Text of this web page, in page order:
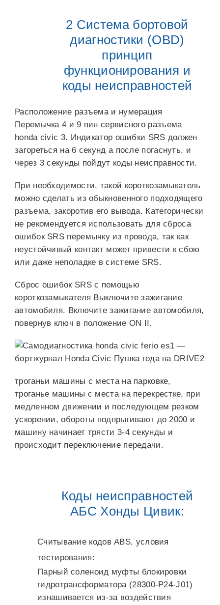
2 Система бортовой
диагностики (OBD)
принцип
функционирования и
коды неисправностей
Расположение разъема и нумерация
Перемычка 4 и 9 пин сервисного разъема
honda civic 3. Индикатор ошибки SRS должен
загореться на 6 секунд а после погаснуть, и
через 3 секунды пойдут коды неисправности.
При необходимости, такой короткозамыкатель
можно сделать из обыкновенного подходящего
разъема, закоротив его вывода. Категорически
не рекомендуется использовать для сброса
ошибок SRS перемычку из провода, так как
неустойчивый контакт может привести к сбою
или даже неполадке в системе SRS.
Сброс ошибок SRS с помощью
короткозамыкателя Выключите зажигание
автомобиля. Включите зажигание автомобиля,
повернув ключ в положение ON II.
троганьи машины с места на парковке,
троганье машины с места на перекрестке, при
медленном движении и последующем резком
ускорении, обороты подпрыгивают до 2000 и
машину начинает трясти 3-4 секунды и
происходит переключение передачи.
Коды неисправностей
АБС Хонды Цивик:
Считывание кодов АBS, условия
тестирования:
Парный соленоид муфты блокировки
гидротрансформатора (28300-P24-J01)
изнашивается из-за воздействия